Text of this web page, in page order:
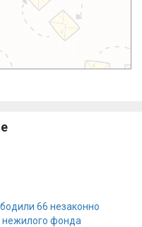
66 незаконно
нежилого фонда